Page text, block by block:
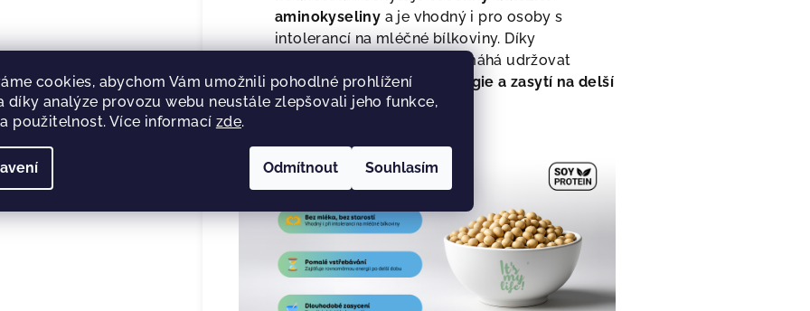
cookies, abychom Vám umožnili pohodlné prohlížení
díky analýze provozu webu neustále zlepšovali jeho funkce,
použitelnost. Více informací zde.
Odmítnout Souhlasím
aminokyseliny a je vhodný i pro osoby s
intolerancí na mléčné bílkoviny. Díky
pomalému vstřebávání pomáhá udržovat
rovnoměrnou hladinu energie a zasytí na delší
dobu.